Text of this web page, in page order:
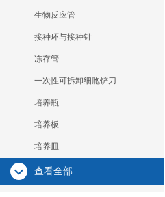
生物反应管
接种环与接种针
冻存管
一次性可拆卸细胞铲刀
培养瓶
培养板
培养皿
查看全部